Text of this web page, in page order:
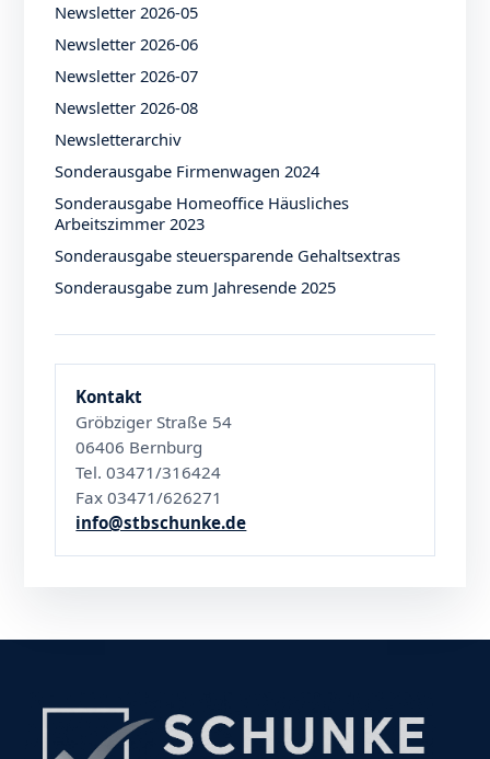
Newsletter 2026-05
Newsletter 2026-06
Newsletter 2026-07
Newsletter 2026-08
Newsletterarchiv
Sonderausgabe Firmenwagen 2024
Sonderausgabe Homeoffice Häusliches
Arbeitszimmer 2023
Sonderausgabe steuersparende Gehaltsextras
Sonderausgabe zum Jahresende 2025
Kontakt
Gröbziger Straße 54
06406 Bernburg
Tel. 03471/316424
Fax 03471/626271
info@stbschunke.de